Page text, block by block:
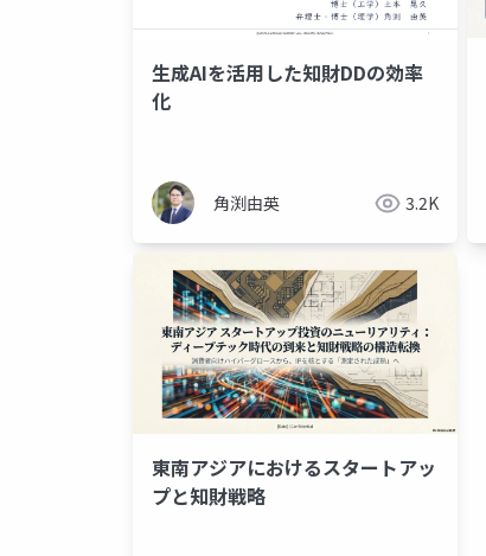
生成AIを活用した知財DDの効率
化
角渕由英 3.2K
東南アジアにおけるスタートアッ
プと知財戦略